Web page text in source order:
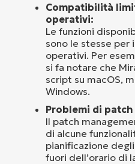
Compatibilità
operativi:
Le funzioni
sono le stesse per
operativi. Per
si fa notare che
script su macOS,
Windows.
Problemi di
Il patch
di alcune
pianificazione
fuori dell’orario di